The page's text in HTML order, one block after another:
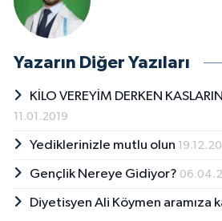
Yazarın Diğer Yazıları
KİLO VEREYİM DERKEN
11.01.2019
Yediklerinizle mutlu olun
Gençlik Nereye Gidiyor?
Diyetisyen Ali Köymen aramıza